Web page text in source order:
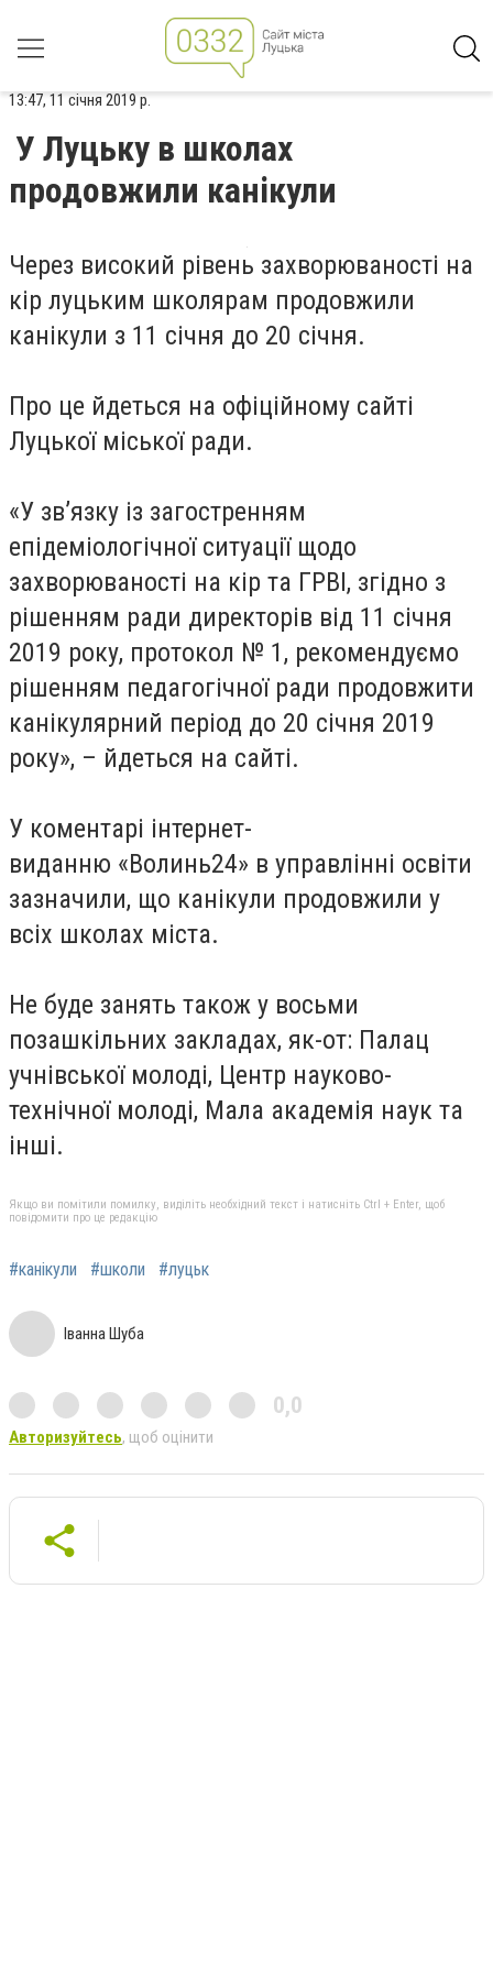
13:47, 11 січня 2019 р.
У Луцьку в школах
продовжили канікули
Через високий рівень захворюваності на
кір луцьким школярам продовжили
канікули з 11 січня до 20 січня.
Про це йдеться на офіційному сайті
Луцької міської ради.
«У зв’язку із загостренням
епідеміологічної ситуації щодо
захворюваності на кір та ГРВІ, згідно з
рішенням ради директорів від 11 січня
2019 року, протокол № 1, рекомендуємо
рішенням педагогічної ради продовжити
канікулярний період до 20 січня 2019
року», – йдеться на сайті.
У коментарі інтернет-
виданню «Волинь24» в управлінні освіти
зазначили, що канікули продовжили у
всіх школах міста.
Не буде занять також у восьми
позашкільних закладах, як-от: Палац
учнівської молоді, Центр науково-
технічної молоді, Мала академія наук та
інші.
Якщо ви помітили помилку, виділіть необхідний текст і натисніть Ctrl + Enter, щоб
повідомити про це редакцію
#канікули #школи #луцьк
Іванна Шуба
0,0
Авторизуйтесь, щоб оцінити